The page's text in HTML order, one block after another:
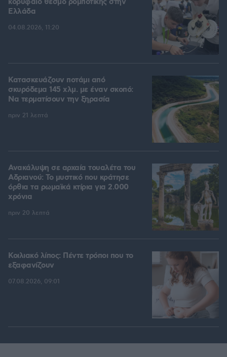
κορυφαίο θεσμό ρομποτικής στην
Ελλάδα
04.08.2026, 11:20
Κατασκευάζουν ποτάμι από
σκυρόδεμα 145 χλμ. με έναν σκοπό:
Να τερματίσουν την ξηρασία
πριν 21 λεπτά
Ανακάλυψη σε αρχαία τουαλέτα του
Αδριανού: Το μυστικό που κράτησε
όρθια τα ρωμαϊκά κτίρια για 2.000
χρόνια
πριν 20 λεπτά
Κοιλιακό λίπος: Πέντε τρόποι που το
εξαφανίζουν
07.08.2026, 09:01